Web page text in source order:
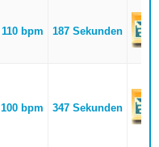
110 bpm 187 Sekunden
100 bpm 347 Sekunden